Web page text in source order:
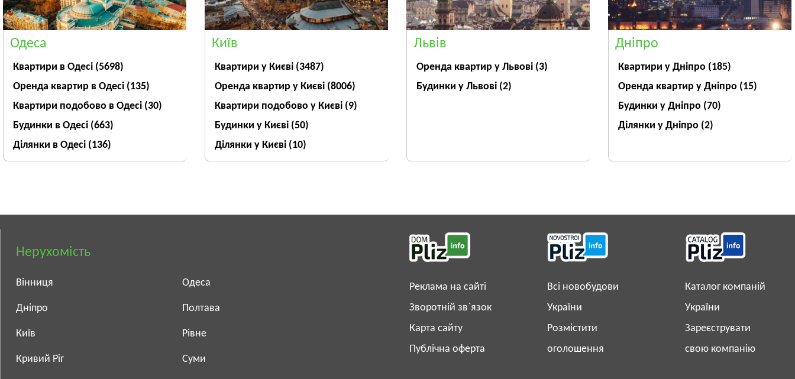
Одеса
Квартири в Одесі (5698)
Оренда квартир в Одесі (135)
Квартири подобово в Одесі (30)
Будинки в Одесі (663)
Ділянки в Одесі (136)
Київ
Квартири у Києві (3487)
Оренда квартир у Києві (8006)
Квартири подобово у Києві (9)
Будинки у Києві (50)
Ділянки у Києві (10)
Львів
Оренда квартир у Львові (3)
Будинки у Львові (2)
Дніпро
Квартири у Дніпрo (185)
Оренда квартир у Дніпро (15)
Будинки у Дніпро (70)
Ділянки у Дніпро (2)
Нерухомість
Вінниця
Дніпро
Київ
Кривий Ріг
Одеса
Полтава
Рівне
Суми
Реклама на сайті
Зворотній зв`язок
Карта сайту
Публічна оферта
Всі новобудови
України
Розмістити
оголошення
Каталог компаній
України
Зареєструвати
свою компанію